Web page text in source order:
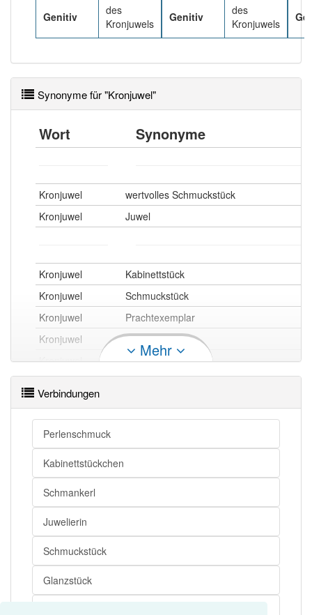
Genitiv
des
Kronjuwels
Genitiv
des
Kronjuwels
Synonyme für "Kronjuwel"
Wort Synonyme
Kronjuwel
wertvolles Schmuckstück
Kronjuwel
Juwel
Kronjuwel
Kabinettstück
Kronjuwel
Schmuckstück
Kronjuwel
Prachtexemplar
Kronjuwel
Juwel
Kronjuwel
Schmankerl
Kronjuwel openthesaurus
Mehr
Verbindungen
Perlenschmuck
Kabinettstückchen
Schmankerl
Juwelierin
Schmuckstück
Glanzstück